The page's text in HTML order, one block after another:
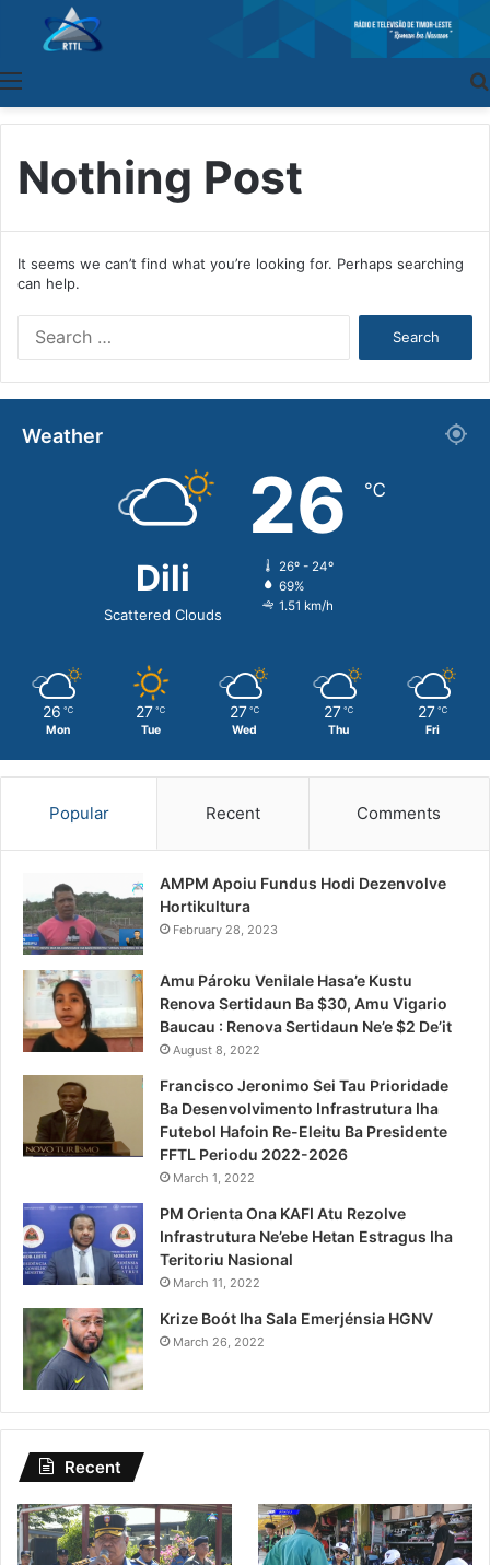
Nothing Post
It seems we can’t find what you’re looking for. Perhaps searching
can help.
Weather
Dili
Scattered Clouds
26 ℃
26º - 24º
69%
1.51 km/h
26 ℃
Mon
27 ℃
Tue
27 ℃
Wed
27 ℃
Thu
27 ℃
Fri
Popular Recent Comments
AMPM Apoiu Fundus Hodi Dezenvolve
Hortikultura
February 28, 2023
Amu Pároku Venilale Hasa’e Kustu
Renova Sertidaun Ba $30, Amu Vigario
Baucau : Renova Sertidaun Ne’e $2 De’it
August 8, 2022
Francisco Jeronimo Sei Tau Prioridade
Ba Desenvolvimento Infrastrutura Iha
Futebol Hafoin Re-Eleitu Ba Presidente
FFTL Periodu 2022-2026
March 1, 2022
PM Orienta Ona KAFI Atu Rezolve
Infrastrutura Ne’ebe Hetan Estragus Iha
Teritoriu Nasional
March 11, 2022
Krize Boót Iha Sala Emerjénsia HGNV
March 26, 2022
Recent